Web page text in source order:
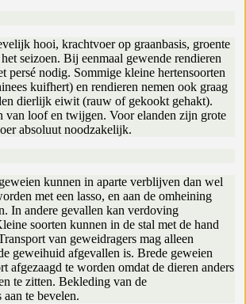
hooi, krachtvoer op graanbasis, groente
seizoen. Bij eenmaal gewende rendieren
persé nodig. Sommige kleine hertensoorten
kuifhert) en rendieren nemen ook graag
dierlijk eiwit (rauw of gekookt gehakt).
van loof en twijgen. Voor elanden zijn grote
absoluut noodzakelijk.
kunnen in aparte verblijven dan wel
met een lasso, en aan de omheining
In andere gevallen kan verdoving
soorten kunnen in de stal met de hand
van geweidragers mag alleen
geweihuid afgevallen is. Brede geweien
afgezaagd te worden omdat de dieren anders
te zitten. Bekleding van de
te bevelen.